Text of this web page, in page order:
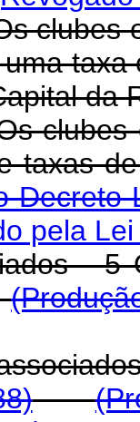
clubes
da
taxas
pela
- 5